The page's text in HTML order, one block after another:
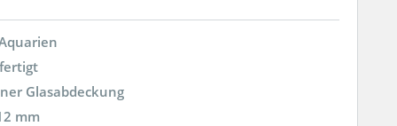
Glasabdeckung
mm